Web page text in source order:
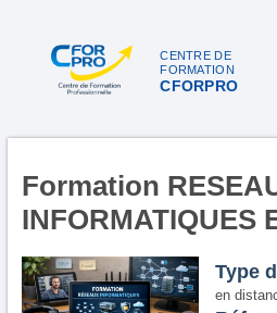
CENTRE DE
FORMATION
CFORPRO
Formation
INFORMATIQUES
Type
en